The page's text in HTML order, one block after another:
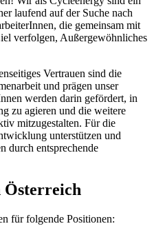
laufend auf der Suche nach
die gemeinsam mit
verfolgen, Außergewöhnliches
Vertrauen sind die
und prägen unser
werden darin gefördert, in
zu agieren und die weitere
mitzugestalten. Für die
unterstützen und
durch entsprechende
Österreich
für folgende Positionen: